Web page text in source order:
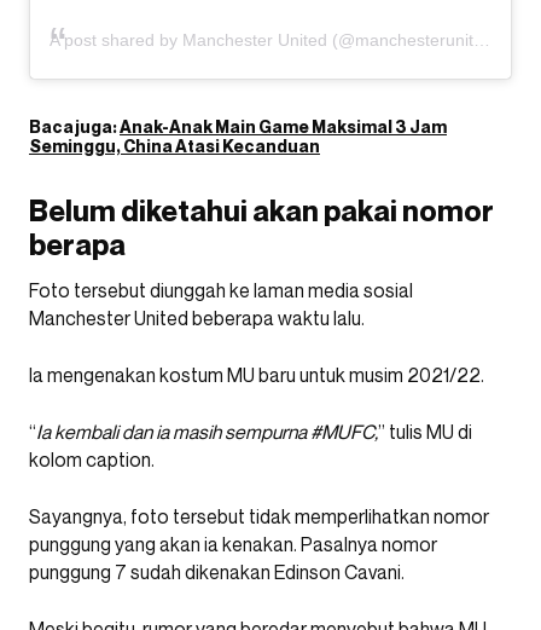
A post shared by Manchester United (@manchesterunited)
Baca juga:Anak-Anak Main Game Maksimal 3 Jam
Seminggu, China Atasi Kecanduan
Belum diketahui akan pakai nomor
berapa
Foto tersebut diunggah ke laman media sosial
Manchester United beberapa waktu lalu.
Ia mengenakan kostum MU baru untuk musim 2021/22.
“Ia kembali dan ia masih sempurna #MUFC,” tulis MU di
kolom caption.
Sayangnya, foto tersebut tidak memperlihatkan nomor
punggung yang akan ia kenakan. Pasalnya nomor
punggung 7 sudah dikenakan Edinson Cavani.